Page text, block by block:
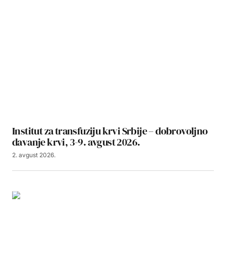
Institut za transfuziju krvi Srbije – dobrovoljno
davanje krvi, 3-9. avgust 2026.
2. avgust 2026.